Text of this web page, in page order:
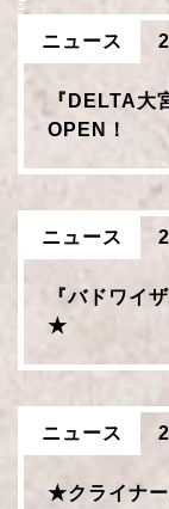
ニュース
『DELTA大
OPEN！
ニュース
『バドワイ
★
ニュース
★クライナ